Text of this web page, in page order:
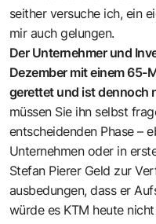
seither versuche ich, ein
mir auch gelungen.
Der Unternehmer und
Dezember mit einem 65-
gerettet und ist dennoch
müssen Sie ihn selbst
entscheidenden Phase –
Unternehmen oder in
Stefan Pierer Geld zur
ausbedungen, dass er
würde es KTM heute